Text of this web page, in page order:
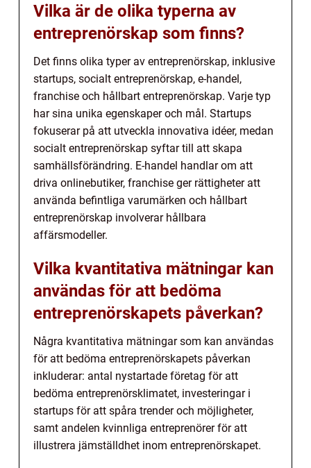
Vilka är de olika typerna av
entreprenörskap som finns?
Det finns olika typer av entreprenörskap, inklusive
startups, socialt entreprenörskap, e-handel,
franchise och hållbart entreprenörskap. Varje typ
har sina unika egenskaper och mål. Startups
fokuserar på att utveckla innovativa idéer, medan
socialt entreprenörskap syftar till att skapa
samhällsförändring. E-handel handlar om att
driva onlinebutiker, franchise ger rättigheter att
använda befintliga varumärken och hållbart
entreprenörskap involverar hållbara
affärsmodeller.
Vilka kvantitativa mätningar kan
användas för att bedöma
entreprenörskapets påverkan?
Några kvantitativa mätningar som kan användas
för att bedöma entreprenörskapets påverkan
inkluderar: antal nystartade företag för att
bedöma entreprenörsklimatet, investeringar i
startups för att spåra trender och möjligheter,
samt andelen kvinnliga entreprenörer för att
illustrera jämställdhet inom entreprenörskapet.